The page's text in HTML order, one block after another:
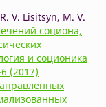
V. Lisitsyn, M. V.
социона,
и соционика
(2017)